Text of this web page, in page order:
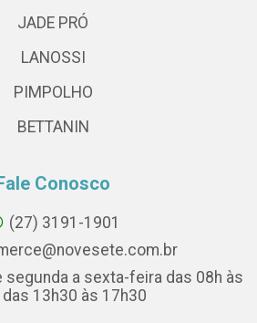
JADE PRÓ
LANOSSI
PIMPOLHO
BETTANIN
Conosco
(27) 3191-1901
segunda a sexta-feira das 08h às
das 13h30 às 17h30